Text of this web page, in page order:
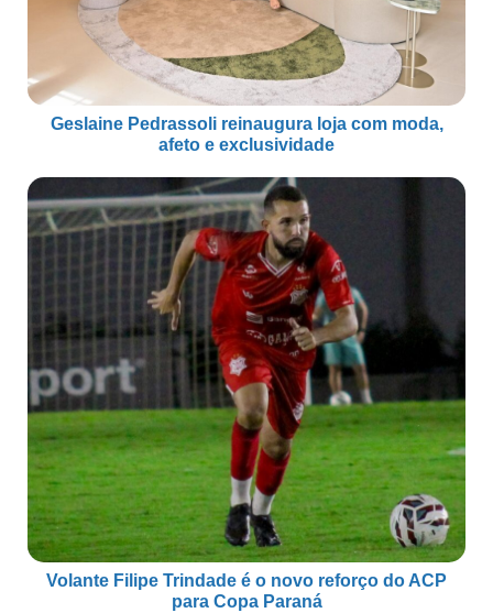
Geslaine Pedrassoli reinaugura loja com moda,
afeto e exclusividade
Volante Filipe Trindade é o novo reforço do ACP
para Copa Paraná